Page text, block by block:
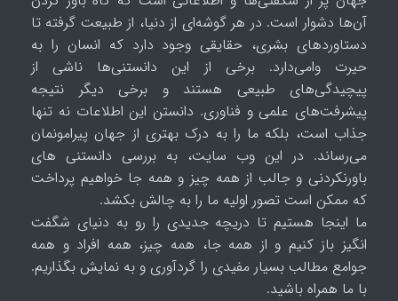
آن‌ها دشوار است. در هر گوشه‌ای از دنیا، از طبیعت گرفته تا
دستاوردهای بشری، حقایقی وجود دارد که انسان را به
حیرت وامی‌دارد. برخی از این دانستنی‌ها ناشی از
پیچیدگی‌های طبیعی هستند و برخی دیگر نتیجه
پیشرفت‌های علمی و فناوری. دانستن این اطلاعات نه تنها
جذاب است، بلکه ما را به درک بهتری از جهان پیرامونمان
می‌رساند. در این وب سایت، به بررسی دانستنی های
باورنکردنی و جالب از همه چیز و همه جا خواهیم پرداخت
که ممکن است تصور اولیه ما را به چالش بکشد.
ما اینجا هستیم تا دریچه جدیدی را رو به دنیای شگفت
انگیز باز کنیم و از همه جا، همه چیز، همه افراد و همه
جوامع مطالب بسیار مفیدی را گردآوری و به نمایش بگذاریم.
با ما همراه باشید.